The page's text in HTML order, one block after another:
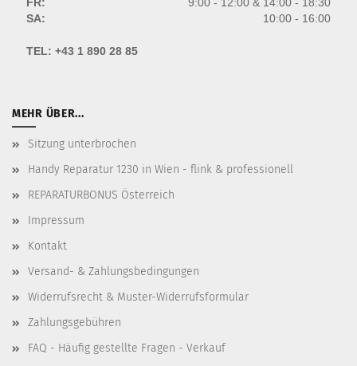
SA:
10:00 - 16:00
TEL: +43 1 890 28 85
MEHR ÜBER...
Sitzung unterbrochen
Handy Reparatur 1230 in Wien - flink & professionell
REPARATURBONUS Österreich
Impressum
Kontakt
Versand- & Zahlungsbedingungen
Widerrufsrecht & Muster-Widerrufsformular
Zahlungsgebühren
FAQ - Häufig gestellte Fragen - Verkauf